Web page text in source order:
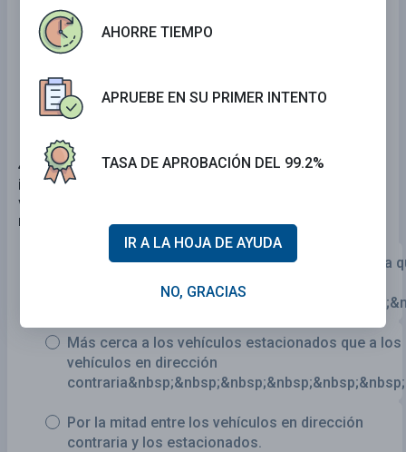
Se curva hacia la derecha y luego a la
40 . Está manejando, se acercan vehículos a su
izquierda en dirección contraria y tiene una hilera de
vehículos estacionados a su derecha. Debe
maniobrar dirigiéndose:
Más cerca a los vehículos en dirección contraria
Más cerca a los vehículos estacionados que a los
vehículos en dirección
Por la mitad entre los vehículos en dirección
contraria y los estacionados.
AHORRE TIEMPO
APRUEBE EN SU PRIMER INTENTO
TASA DE APROBACIÓN DEL 99.2%
IR A LA HOJA DE AYUDA
NO, GRACIAS